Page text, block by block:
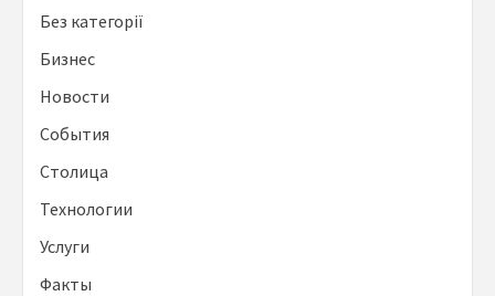
Без категорії
Бизнес
Новости
События
Столица
Технологии
Услуги
Факты